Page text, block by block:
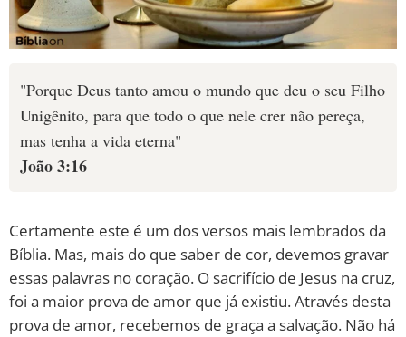
"Porque Deus tanto amou o mundo que deu o seu Filho
Unigênito, para que todo o que nele crer não pereça,
mas tenha a vida eterna"
João 3:16
Certamente este é um dos versos mais lembrados da
Bíblia. Mas, mais do que saber de cor, devemos gravar
essas palavras no coração. O sacrifício de Jesus na cruz,
foi a maior prova de amor que já existiu. Através desta
prova de amor, recebemos de graça a salvação. Não há